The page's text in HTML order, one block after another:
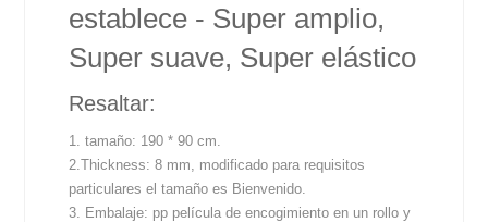
establece - Super amplio,
Super suave, Super elástico
Resaltar:
1. tamaño: 190 * 90 cm.
2.Thickness: 8 mm, modificado para requisitos
particulares el tamaño es Bienvenido.
3. Embalaje: pp película de encogimiento en un rollo y